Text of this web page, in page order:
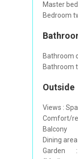
Master
Bedroom
Bathroom
Bathroom
Outside
Views :
Comfort/
Balcony
Dining
Garden